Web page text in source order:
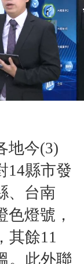
地今(3)
14縣市發
、台南
燈號，
其餘11
。此外聯